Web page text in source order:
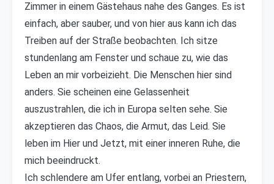
Zimmer in einem Gästehaus nahe des Ganges. Es ist
einfach, aber sauber, und von hier aus kann ich das
Treiben auf der Straße beobachten. Ich sitze
stundenlang am Fenster und schaue zu, wie das
Leben an mir vorbeizieht. Die Menschen hier sind
anders. Sie scheinen eine Gelassenheit
auszustrahlen, die ich in Europa selten sehe. Sie
akzeptieren das Chaos, die Armut, das Leid. Sie
leben im Hier und Jetzt, mit einer inneren Ruhe, die
mich beeindruckt.
Ich schlendere am Ufer entlang, vorbei an Priestern,